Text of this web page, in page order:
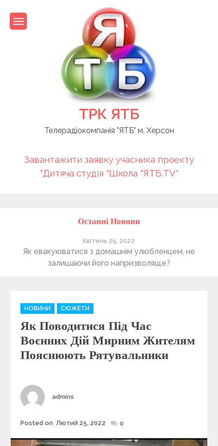
content
ТРК ЯТБ
Телерадіокомпанія "ЯТБ" м. Херсон
Завантажити заявку учасника проекту
"Дитяча студія "Школа "ЯТБ.TV"
Останні Новини
Квітень 29, 2022
Як евакуюватися з домашнім улюбленцем, не
залишаючи його напризволяще?
C
a
t
e
g
e
s
НОВИНИ СЮЖЕТИ
Як Поводитися Під Час
Воєнних Дій Мирним Жителям
Пояснюють Рятувальники
Author
admins
Posted
Posted on Лютий 25, 2022 0